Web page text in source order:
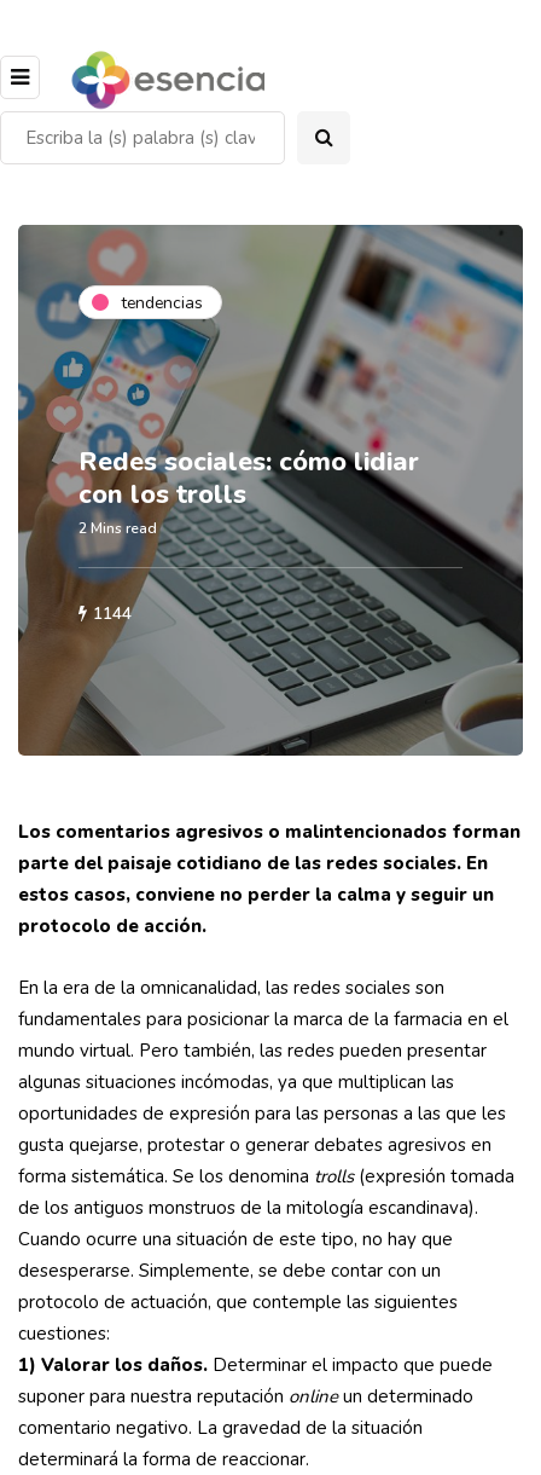
tendencias
Redes sociales: cómo lidiar
con los trolls
2 Mins read
1144
Los comentarios agresivos o malintencionados forman
parte del paisaje cotidiano de las redes sociales. En
estos casos, conviene no perder la calma y seguir un
protocolo de acción.
En la era de la omnicanalidad, las redes sociales son
fundamentales para posicionar la marca de la farmacia en el
mundo virtual. Pero también, las redes pueden presentar
algunas situaciones incómodas, ya que multiplican las
oportunidades de expresión para las personas a las que les
gusta quejarse, protestar o generar debates agresivos en
forma sistemática. Se los denomina trolls(expresión tomada
de los antiguos monstruos de la mitología escandinava).
Cuando ocurre una situación de este tipo, no hay que
desesperarse. Simplemente, se debe contar con un
protocolo de actuación, que contemple las siguientes
cuestiones:
1) Valorar los daños. Determinar el impacto que puede
suponer para nuestra reputación onlineun determinado
comentario negativo. La gravedad de la situación
determinará la forma de reaccionar.